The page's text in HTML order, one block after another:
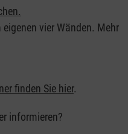
vier Wänden. Mehr
finden Sie hier.
informieren?